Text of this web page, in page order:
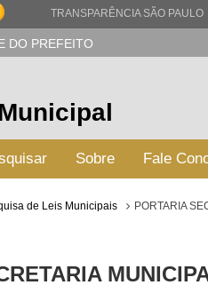
TRANSPARÊNCIA SÃO PAULO
DO PREFEITO
Sobre Fale
de Leis Municipais
PORTARIA